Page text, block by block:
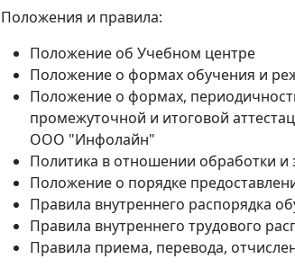
Положения и правила:
Положение об Учебном центре
Положение о формах обучения и
Положение о формах,
промежуточной и итоговой
ООО "Инфолайн"
Политика в отношении обработки
Положение о порядке
Правила внутреннего распорядка
Правила внутреннего трудового
Правила приема, перевода,